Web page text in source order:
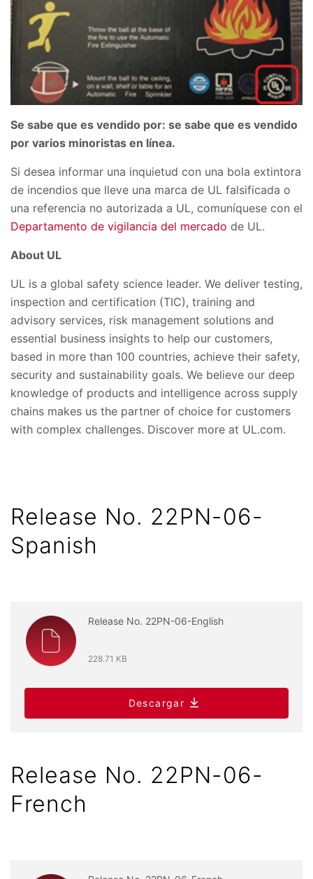
Se sabe que es vendido por: se sabe que es vendido
por varios minoristas en línea.
Si desea informar una inquietud con una bola extintora
de incendios que lleve una marca de UL falsificada o
una referencia no autorizada a UL, comuníquese con el
Departamento de vigilancia del mercado de UL.
About UL
UL is a global safety science leader. We deliver testing,
inspection and certification (TIC), training and
advisory services, risk management solutions and
essential business insights to help our customers,
based in more than 100 countries, achieve their safety,
security and sustainability goals. We believe our deep
knowledge of products and intelligence across supply
chains makes us the partner of choice for customers
with complex challenges. Discover more at UL.com.
Release No. 22PN-06-
Spanish
Release No. 22PN-06-English
228.71 KB
Descargar
Release No. 22PN-06-
French